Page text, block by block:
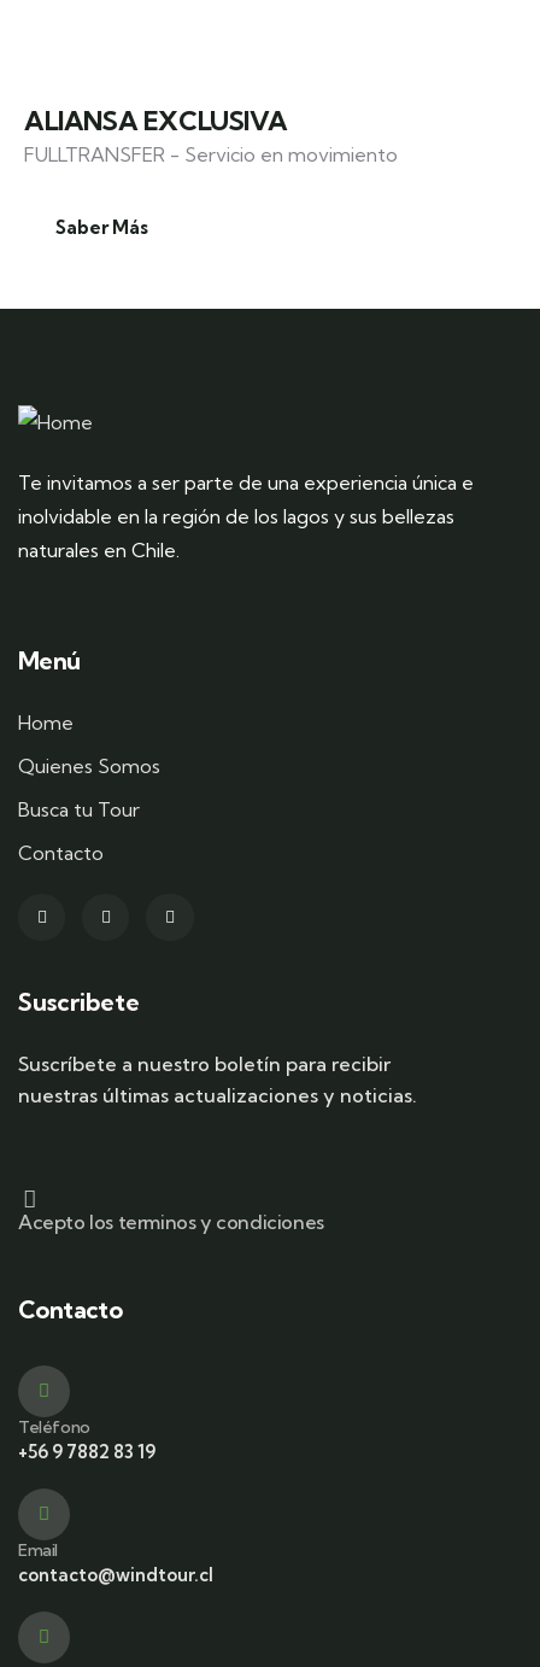
ALIANSA EXCLUSIVA
FULLTRANSFER - Servicio en movimiento
Saber Más
Te invitamos a ser parte de una experiencia única e
inolvidable en la región de los lagos y sus bellezas
naturales en Chile.
Menú
Home
Quienes Somos
Busca tu Tour
Contacto
Suscribete
Suscríbete a nuestro boletín para recibir
nuestras últimas actualizaciones y noticias.
Acepto los terminos y condiciones
Contacto
Teléfono
+56 9 7882 83 19
Email
contacto@windtour.cl